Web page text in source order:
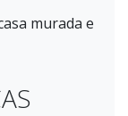
murada e